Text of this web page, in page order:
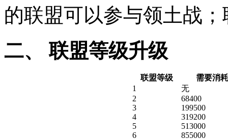
的联盟可以参与领土战
二、 联盟等级升级
联盟等级
需要消
1
无
2
68400
3
199500
4
319200
5
513000
6
855000